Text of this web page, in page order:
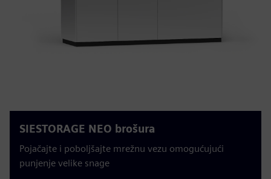
SIESTORAGE NEO brošura
Pojačajte i poboljšajte mrežnu vezu omogućujući
punjenje velike snage